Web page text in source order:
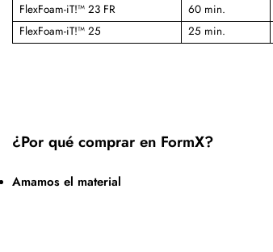
FlexFoam-iT!™ 23 FR
60 min.
FlexFoam-iT!™ 25
25 min.
¿Por qué comprar en FormX?
Amamos el material